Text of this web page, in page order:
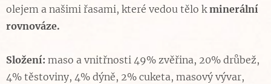
olejem a našimi řasami, které vedou tělo kminerální
rovnováze.
Složení: maso a vnitřnosti 49% zvěřina, 20% drůbež,
4% těstoviny, 4% dýně, 2% cuketa, masový vývar,